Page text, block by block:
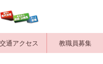
交通アクセス 教職員募集